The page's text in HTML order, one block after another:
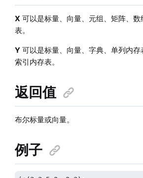
X 可以是标量、向量、元组、矩阵、 数
表。
Y可以是标量、向量、字典、单列内存
索引内存表。
返回值
布尔标量或向量。
例子